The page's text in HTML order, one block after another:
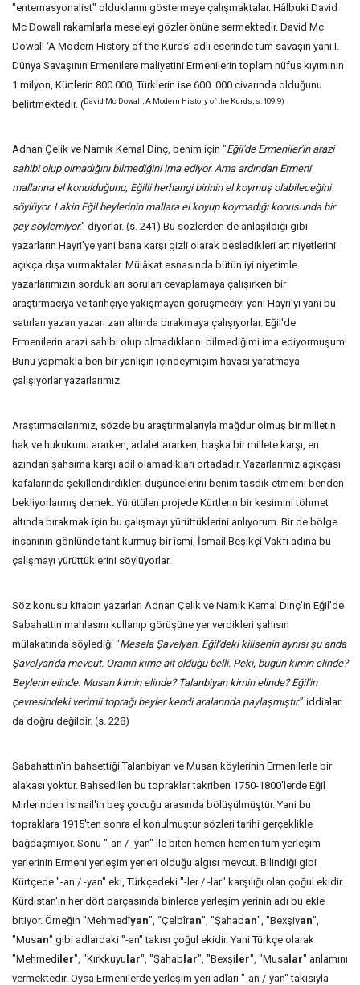
"enternasyonalist" olduklarını göstermeye çalışmaktalar. Hâlbuki David
Mc Dowall rakamlarla meseleyi gözler önüne sermektedir. David Mc
Dowall ‘A Modern History of the Kurds’ adlı eserinde tüm savaşın yani I.
Dünya Savaşının Ermenilere maliyetini Ermenilerin toplam nüfus kıyımının
1 milyon, Kürtlerin 800.000, Türklerin ise 600. 000 civarında olduğunu
belirtmektedir. (David Mc Dowall, A Modern History of the Kurds, s.109.9)
Adnan Çelik ve Namık Kemal Dinç, benim için "Eğil'de Ermeniler'in arazi
sahibi olup olmadığını bilmediğini ima ediyor. Ama ardından Ermeni
mallarına el konulduğunu, Eğilli herhangi birinin el koymuş olabileceğini
söylüyor. Lakin Eğil beylerinin mallara el koyup koymadığı konusunda bir
şey söylemiyor." diyorlar. (s. 241) Bu sözlerden de anlaşıldığı gibi
yazarların Hayri'ye yani bana karşı gizli olarak besledikleri art niyetlerini
açıkça dışa vurmaktalar. Mülâkat esnasında bütün iyi niyetimle
yazarlarımızın sordukları soruları cevaplamaya çalışırken bir
araştırmacıya ve tarihçiye yakışmayan görüşmeciyi yani Hayri'yi yani bu
satırları yazan yazarı zan altında bırakmaya çalışıyorlar. Eğil'de
Ermenilerin arazi sahibi olup olmadıklarını bilmediğimi ima ediyormuşum!
Bunu yapmakla ben bir yanlışın içindeymişim havası yaratmaya
çalışıyorlar yazarlarımız.
Araştırmacılarımız, sözde bu araştırmalarıyla mağdur olmuş bir milletin
hak ve hukukunu ararken, adalet ararken, başka bir millete karşı, en
azından şahsıma karşı adil olamadıkları ortadadır. Yazarlarımız açıkçası
kafalarında şekillendirdikleri düşüncelerini benim tasdik etmemi benden
bekliyorlarmış demek. Yürütülen projede Kürtlerin bir kesimini töhmet
altında bırakmak için bu çalışmayı yürüttüklerini anlıyorum. Bir de bölge
insanının gönlünde taht kurmuş bir ismi, İsmail Beşikçi Vakfı adına bu
çalışmayı yürüttüklerini söylüyorlar.
Söz konusu kitabın yazarları Adnan Çelik ve Namık Kemal Dinç'in Eğil'de
Sabahattin mahlasını kullanıp görüşüne yer verdikleri şahısın
mülakatında söylediği "Mesela Şavelyan. Eğil'deki kilisenin aynısı şu anda
Şavelyan'da mevcut. Oranın kime ait olduğu belli. Peki, bugün kimin elinde?
Beylerin elinde. Musan kimin elinde? Talanbiyan kimin elinde? Eğil'in
çevresindeki verimli toprağı beyler kendi aralarında paylaşmıştır.” iddiaları
da doğru değildir. (s. 228)
Sabahattin'in bahsettiği Talanbiyan ve Musan köylerinin Ermenilerle bir
alakası yoktur. Bahsedilen bu topraklar takriben 1750-1800'lerde Eğil
Mirlerinden İsmail'in beş çocuğu arasında bölüşülmüştür. Yani bu
topraklara 1915'ten sonra el konulmuştur sözleri tarihi gerçeklikle
bağdaşmıyor. Sonu "-an / -yan" ile biten hemen hemen tüm yerleşim
yerlerinin Ermeni yerleşim yerleri olduğu algısı mevcut. Bilindiği gibi
Kürtçede "-an / -yan" eki, Türkçedeki "-ler / -lar" karşılığı olan çoğul ekidir.
Kürdistan'ın her dört parçasında binlerce yerleşim yerinin adı bu ekle
bitiyor. Örneğin "Mehmedîyan", “Çelbîran”, "Şahaban", "Bexşiyan",
"Musan" gibi adlardaki "-an" takısı çoğul ekidir. Yani Türkçe olarak
"Mehmedi ler", "Kırkkuyu lar", "Şahab lar", "Bexşi ler", "Musa lar" anlamını
vermektedir. Oysa Ermenilerde yerleşim yeri adları "-an /-yan" takısıyla